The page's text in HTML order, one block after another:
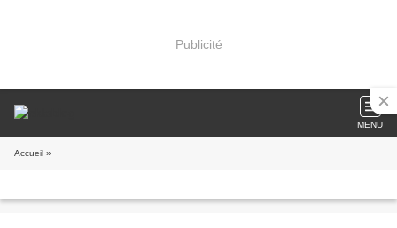
Publicité
MENU
Accueil »